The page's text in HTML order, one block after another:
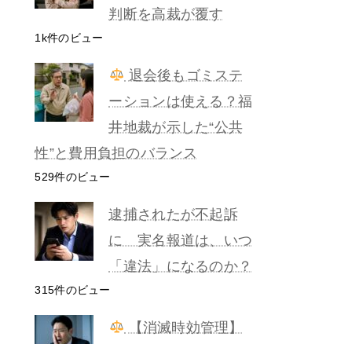
判断を高裁が覆す
1k件のビュー
退会後もゴミステ
ーションは使える？福
井地裁が示した“公共
性”と費用負担のバランス
529件のビュー
逮捕されたが不起訴
に 実名報道は、いつ
「違法」になるのか？
315件のビュー
【消滅時効管理】